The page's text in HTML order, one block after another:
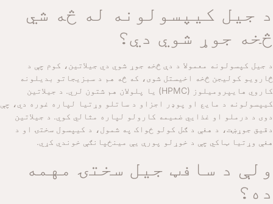
د جیل کیپسولونه له څه شي
څخه جوړ شوي دي؟
د جیل کپسولونه معمولا د دې څخه جوړ شوي دي جیلاتین ، کوم چې د
څارویو کولیجن څخه اخیستل شوی، که څه هم د سبزیجاتو بدیلونه
کاروي هایپرومیلوز (HPMC) یا پلولان هم شتون لري. د جیلاتین
کیپسولونه د مایع او پوډر اجزاو د ساتلو وړتیا لپاره غوره دي، چې
دوی د درملو او غذايي ضمیمه کارولو لپاره مثالي کوي. د جیلاتین
دقیق جوړښت، د هغې د ګل کولو ځواک په شمول، د کیپسول سختۍ او د
هغې وړتیا ټاکي چې د خوړلو پورې یې مینځپانګې خوندي کړي.
ولې د سافټ جیل سختۍ مهمه
ده؟